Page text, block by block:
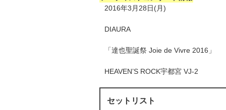
2016年3月28日(月)
DIAURA
「達也聖誕祭 Joie de Vivre 2016」
HEAVEN’S ROCK宇都宮 VJ-2
セットリスト